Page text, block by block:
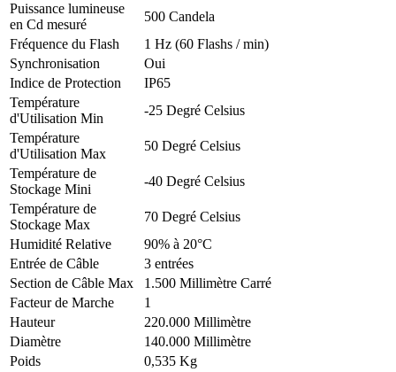
Puissance lumineuse
en Cd mesuré
500 Candela
Fréquence du Flash
1 Hz (60 Flashs / min)
Synchronisation
Oui
Indice de Protection
IP65
Température
d'Utilisation Min
-25 Degré Celsius
Température
d'Utilisation Max
50 Degré Celsius
Température de
Stockage Mini
-40 Degré Celsius
Température de
Stockage Max
70 Degré Celsius
Humidité Relative
90% à 20°C
Entrée de Câble
3 entrées
Section de Câble Max
1.500 Millimètre Carré
Facteur de Marche
1
Hauteur
220.000 Millimètre
Diamètre
140.000 Millimètre
Poids
0,535 Kg